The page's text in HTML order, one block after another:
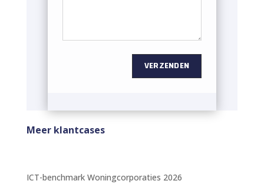
VERZENDEN
Meer klantcases
ICT-benchmark Woningcorporaties 2026